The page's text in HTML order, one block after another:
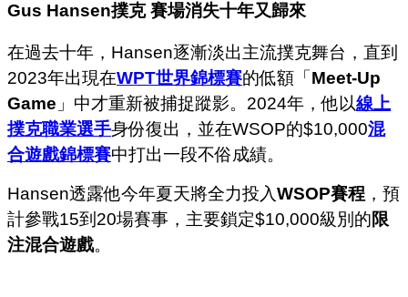
Gus Hansen撲克 賽場消失十年又歸來
在過去十年，Hansen逐漸淡出主流撲克舞台，直到
2023年出現在WPT世界錦標賽的低額「 Meet-Up
Game 」中才重新被捕捉蹤影。2024年，他以線上
撲克職業選手身份復出，並在WSOP的$10,000混
合遊戲錦標賽中打出一段不俗成績。
Hansen透露他今年夏天將全力投入WSOP賽程 ，預
計參戰15到20場賽事，主要鎖定$10,000級別的限
注混合遊戲。